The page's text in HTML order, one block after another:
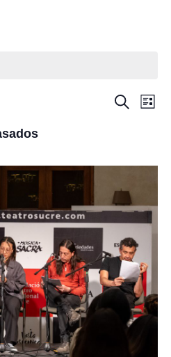
y
vistas
de
Buscar
de
Lista